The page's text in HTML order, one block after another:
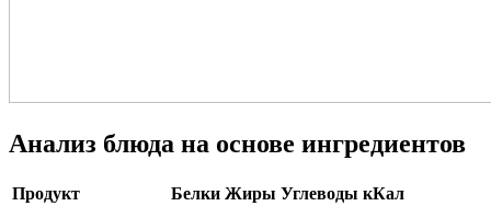
Анализ блюда на основе ингредиентов
Продукт Белки Жиры Углеводы кКал